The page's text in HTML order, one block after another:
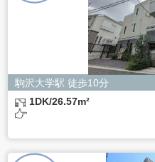
な間内に対応いたします。
【お問合せ窓口】
株式会社バレッグス 個人
住所 東京都目黒区鷹番2-5-
電話 03-3794-1115
お問合せメールアドレス
受付時間：平日10：30～
よるものです。
駒沢大学駅 徒歩10分
1DK/26.57m²